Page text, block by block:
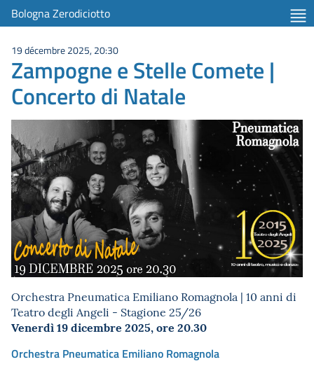
Bologna Zerodiciotto
19 décembre 2025, 20:30
Zampogne e Stelle Comete |
Concerto di Natale
Orchestra Pneumatica Emiliano Romagnola | 10 anni di
Teatro degli Angeli - Stagione 25/26
Venerdì 19 dicembre 2025, ore 20.30
Orchestra Pneumatica Emiliano Romagnola